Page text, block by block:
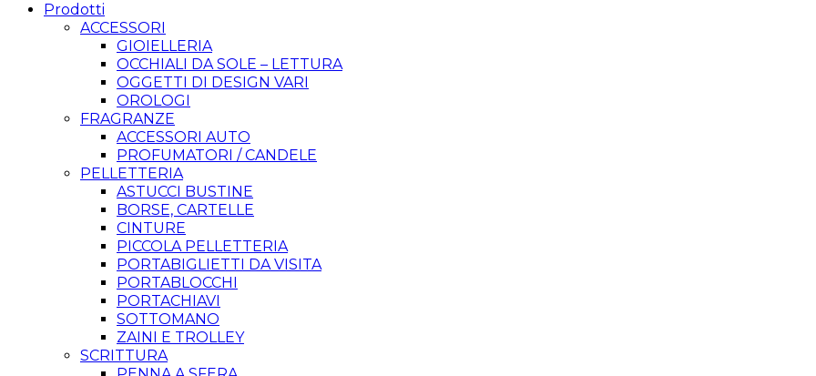
Prodotti
ACCESSORI
GIOIELLERIA
OCCHIALI DA SOLE – LETTURA
OGGETTI DI DESIGN VARI
OROLOGI
FRAGRANZE
ACCESSORI AUTO
PROFUMATORI / CANDELE
PELLETTERIA
ASTUCCI BUSTINE
BORSE, CARTELLE
CINTURE
PICCOLA PELLETTERIA
PORTABIGLIETTI DA VISITA
PORTABLOCCHI
PORTACHIAVI
SOTTOMANO
ZAINI E TROLLEY
SCRITTURA